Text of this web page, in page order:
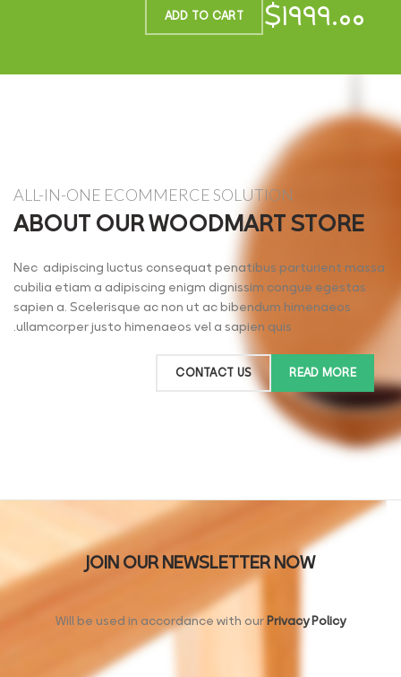
$۱۹۹۹.۰۰ ADD TO CART
ALL-IN-ONE ECOMMERCE SOLUTION
ABOUT OUR WOODMART STORE
Nec adipiscing luctus consequat penatibus parturient massa
cubilia etiam a adipiscing enigm dignissim congue egestas
sapien a. Scelerisque ac non ut ac bibendum himenaeos
ullamcorper justo himenaeos vel a sapien quis.
READ MORE
CONTACT US
JOIN OUR NEWSLETTER NOW
Will be used in accordance with ourPrivacy Policy